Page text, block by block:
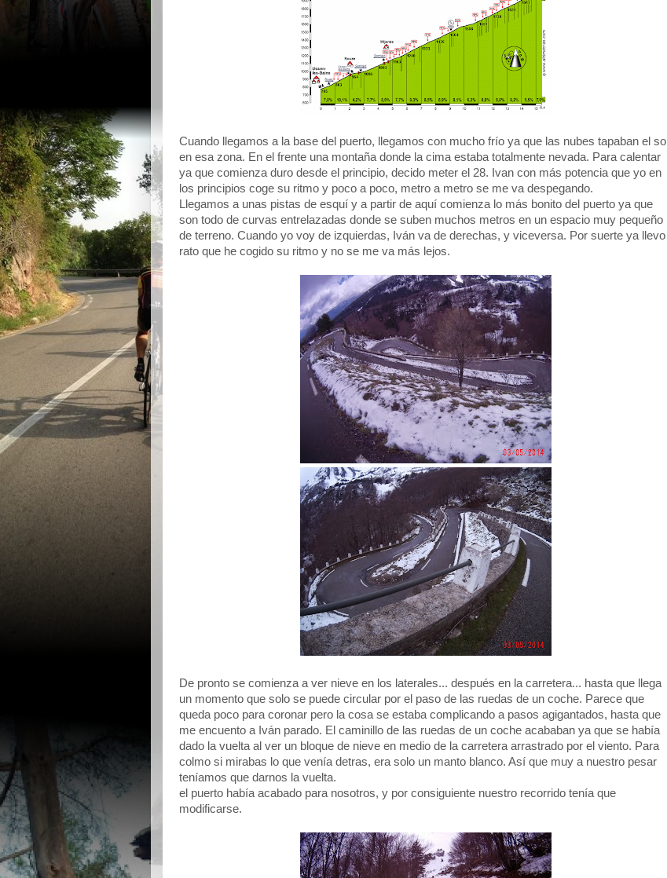
Cuando llegamos a la base del puerto, llegamos con mucho frío ya que las nubes tapaban el sol
en esa zona. En el frente una montaña donde la cima estaba totalmente nevada. Para calentar
ya que comienza duro desde el principio, decido meter el 28. Ivan con más potencia que yo en
los principios coge su ritmo y poco a poco, metro a metro se me va despegando.
Llegamos a unas pistas de esquí y a partir de aquí comienza lo más bonito del puerto ya que
son todo de curvas entrelazadas donde se suben muchos metros en un espacio muy pequeño
de terreno. Cuando yo voy de izquierdas, Iván va de derechas, y viceversa. Por suerte ya llevo
rato que he cogido su ritmo y no se me va más lejos.
De pronto se comienza a ver nieve en los laterales... después en la carretera... hasta que llega
un momento que solo se puede circular por el paso de las ruedas de un coche. Parece que
queda poco para coronar pero la cosa se estaba complicando a pasos agigantados, hasta que
me encuento a Iván parado. El caminillo de las ruedas de un coche acababan ya que se había
dado la vuelta al ver un bloque de nieve en medio de la carretera arrastrado por el viento. Para
colmo si mirabas lo que venía detras, era solo un manto blanco. Así que muy a nuestro pesar
teníamos que darnos la vuelta.
el puerto había acabado para nosotros, y por consiguiente nuestro recorrido tenía que
modificarse.